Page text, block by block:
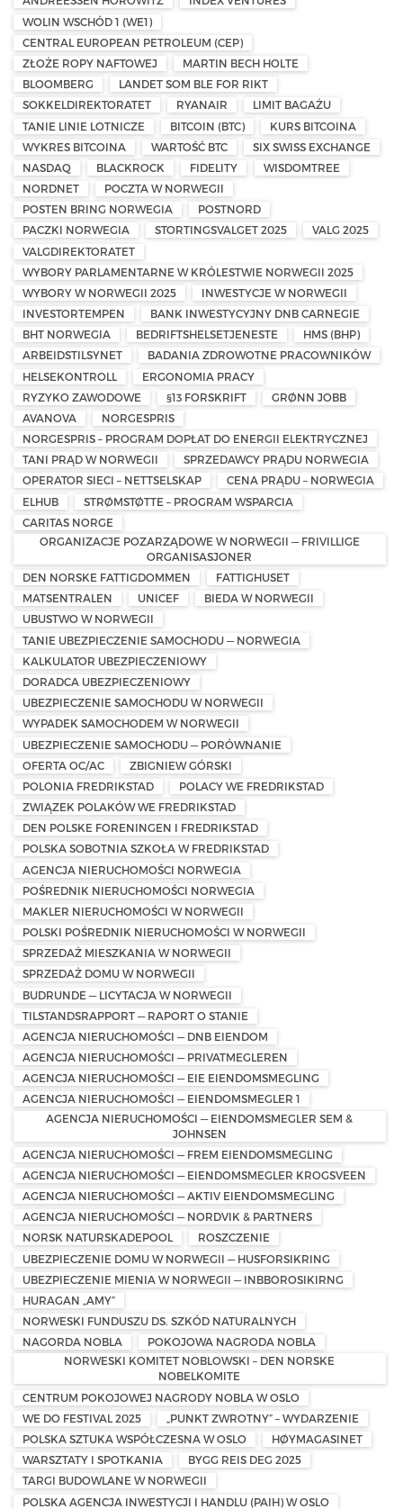
WOLIN WSCHÓD 1 (WE1)
CENTRAL EUROPEAN PETROLEUM (CEP)
ZŁOŻE ROPY NAFTOWEJ
MARTIN BECH HOLTE
BLOOMBERG
LANDET SOM BLE FOR RIKT
SOKKELDIREKTORATET
RYANAIR
LIMIT BAGAŻU
TANIE LINIE LOTNICZE
BITCOIN (BTC)
KURS BITCOINA
WYKRES BITCOINA
WARTOŚĆ BTC
SIX SWISS EXCHANGE
NASDAQ
BLACKROCK FIDELITY
WISDOMTREE
NORDNET
POCZTA W NORWEGII
POSTEN BRING NORWEGIA
POSTNORD
PACZKI NORWEGIA
STORTINGSVALGET 2025
VALG 2025
VALGDIREKTORATET
WYBORY PARLAMENTARNE W KRÓLESTWIE NORWEGII 2025
WYBORY W NORWEGII 2025
INWESTYCJE W NORWEGII
INVESTORTEMPEN
BANK INWESTYCYJNY DNB CARNEGIE
BHT NORWEGIA
BEDRIFTSHELSETJENESTE
HMS (BHP)
ARBEIDSTILSYNET
BADANIA ZDROWOTNE PRACOWNIKÓW
HELSEKONTROLL
ERGONOMIA PRACY
RYZYKO ZAWODOWE
§13 FORSKRIFT
GRØNN JOBB
AVANOVA
NORGESPRIS
NORGESPRIS – PROGRAM DOPŁAT DO ENERGII ELEKTRYCZNEJ
TANI PRĄD W NORWEGII
SPRZEDAWCY PRĄDU NORWEGIA
OPERATOR SIECI – NETTSELSKAP
CENA PRĄDU – NORWEGIA
ELHUB
STRØMSTØTTE – PROGRAM WSPARCIA
CARITAS NORGE
ORGANIZACJE POZARZĄDOWE W NORWEGII — FRIVILLIGE
ORGANISASJONER
DEN NORSKE FATTIGDOMMEN
FATTIGHUSET
MATSENTRALEN
UNICEF
BIEDA W NORWEGII
UBUSTWO W NORWEGII
TANIE UBEZPIECZENIE SAMOCHODU — NORWEGIA
KALKULATOR UBEZPIECZENIOWY
DORADCA UBEZPIECZENIOWY
UBEZPIECZENIE SAMOCHODU W NORWEGII
WYPADEK SAMOCHODEM W NORWEGII
UBEZPIECZENIE SAMOCHODU — PORÓWNANIE
OFERTA OC/AC
ZBIGNIEW GÓRSKI
POLONIA FREDRIKSTAD
POLACY WE FREDRIKSTAD
ZWIĄZEK POLAKÓW WE FREDRIKSTAD
DEN POLSKE FORENINGEN I FREDRIKSTAD
POLSKA SOBOTNIA SZKOŁA W FREDRIKSTAD
AGENCJA NIERUCHOMOŚCI NORWEGIA
POŚREDNIK NIERUCHOMOŚCI NORWEGIA
MAKLER NIERUCHOMOŚCI W NORWEGII
POLSKI POŚREDNIK NIERUCHOMOŚCI W NORWEGII
SPRZEDAŻ MIESZKANIA W NORWEGII
SPRZEDAŻ DOMU W NORWEGII
BUDRUNDE — LICYTACJA W NORWEGII
TILSTANDSRAPPORT — RAPORT O STANIE
AGENCJA NIERUCHOMOŚCI — DNB EIENDOM
AGENCJA NIERUCHOMOŚCI — PRIVATMEGLEREN
AGENCJA NIERUCHOMOŚCI — EIE EIENDOMSMEGLING
AGENCJA NIERUCHOMOŚCI — EIENDOMSMEGLER 1
AGENCJA NIERUCHOMOŚCI — EIENDOMSMEGLER SEM &
JOHNSEN
AGENCJA NIERUCHOMOŚCI — FREM EIENDOMSMEGLING
AGENCJA NIERUCHOMOŚCI — EIENDOMSMEGLER KROGSVEEN
AGENCJA NIERUCHOMOŚCI — AKTIV EIENDOMSMEGLING
AGENCJA NIERUCHOMOŚCI — NORDVIK & PARTNERS
NORSK NATURSKADEPOOL
ROSZCZENIE
UBEZPIECZENIE DOMU W NORWEGII — HUSFORSIKRING
UBEZPIECZENIE MIENIA W NORWEGII — INBBOROSIKIRNG
HURAGAN „AMY”
NORWESKI FUNDUSZU DS. SZKÓD NATURALNYCH
NAGORDA NOBLA
POKOJOWA NAGRODA NOBLA
NORWESKI KOMITET NOBLOWSKI – DEN NORSKE
NOBELKOMITE
CENTRUM POKOJOWEJ NAGRODY NOBLA W OSLO
WE DO FESTIVAL 2025
„PUNKT ZWROTNY” – WYDARZENIE
POLSKA SZTUKA WSPÓŁCZESNA W OSLO
HØYMAGASINET
WARSZTATY I SPOTKANIA
BYGG REIS DEG 2025
TARGI BUDOWLANE W NORWEGII
POLSKA AGENCJA INWESTYCJI I HANDLU (PAIH) W OSLO